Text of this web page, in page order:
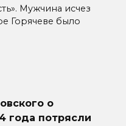
Мужчина исчез
Горячеве было
о
года потрясли